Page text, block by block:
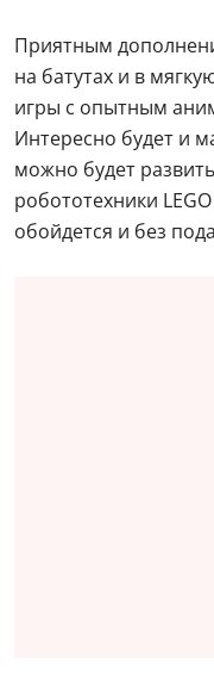
Приятным
на батутах и в
игры с опытным
Интересно будет и
можно будет
робототехники
обойдется и без